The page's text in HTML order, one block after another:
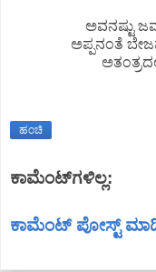
ಅವನಷ್ಟು
ಅಪ್ಪನಂತೆ
ಹಂಚಿ
ಕಾಮೆಂಟ್‌ಗಳಿಲ್ಲ:
ಕಾಮೆಂಟ್‌‌ ಪೋಸ್ಟ್‌